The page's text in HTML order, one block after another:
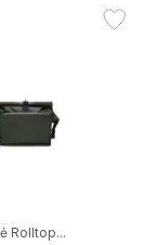
Rolltop...